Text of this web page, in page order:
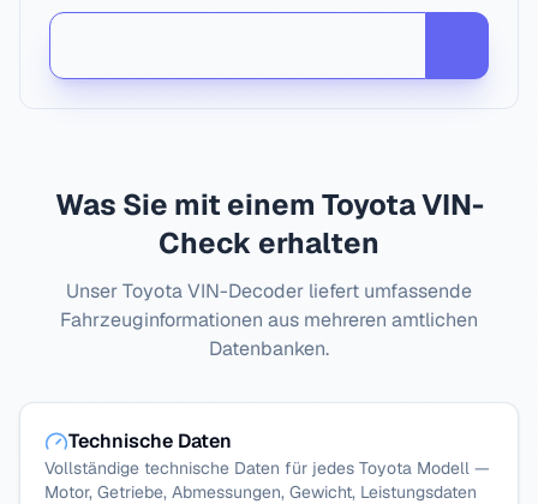
Was Sie mit einem ToyotaVIN-
Check erhalten
UnserToyotaVIN-Decoder liefert umfassende
Fahrzeuginformationen aus mehreren amtlichen
Datenbanken.
Technische Daten
Vollständige technische Daten für jedes Toyota Modell —
Motor, Getriebe, Abmessungen, Gewicht, Leistungsdaten